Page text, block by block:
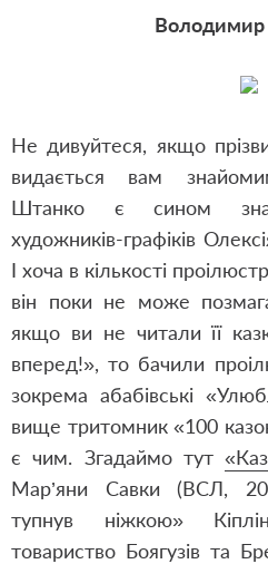
Не дивуйтеся, якщо
видається вам
Штанко є сином
художників-графіків
І хоча в кількості
він поки не може
якщо ви не читали її
вперед!», то бачили
зокрема абабівські
вище тритомник «100
є чим. Згадаймо тут
Мар’яни Савки (ВСЛ,
тупнув ніжкою»
товариство Боягузів та